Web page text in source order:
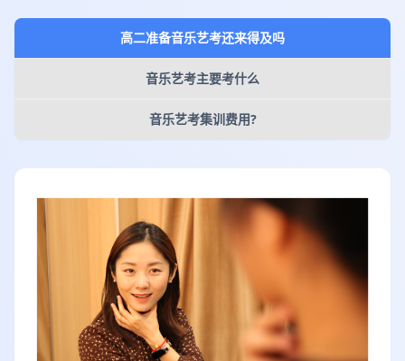
高二准备音乐艺考还来得及吗
音乐艺考主要考什么
音乐艺考集训费用?